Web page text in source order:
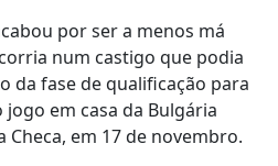
por ser a menos má
num castigo que podia
da fase de qualificação para
em casa da Bulgária
Checa, em 17 de novembro.